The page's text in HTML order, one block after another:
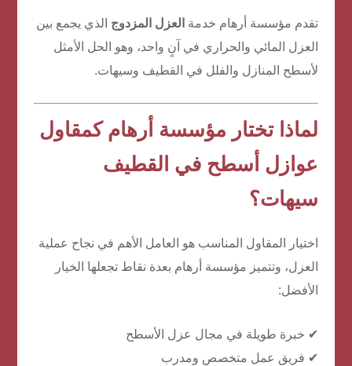
تقدم مؤسسة أرهام خدمة العزل المزدوج الذي يجمع بين
العزل المائي والحراري في آنٍ واحد، وهو الحل الأمثل
لأسطح المنازل والفلل في القطيف وسيهات.
لماذا تختار مؤسسة أرهام كمقاول
عوازل أسطح في القطيف
سيهات؟
اختيار المقاول المناسب هو العامل الأهم في نجاح عملية
العزل، وتتميز مؤسسة أرهام بعدة نقاط تجعلها الخيار
الأفضل:
✔ خبرة طويلة في مجال عزل الأسطح
✔ فريق عمل متخصص ومدرب